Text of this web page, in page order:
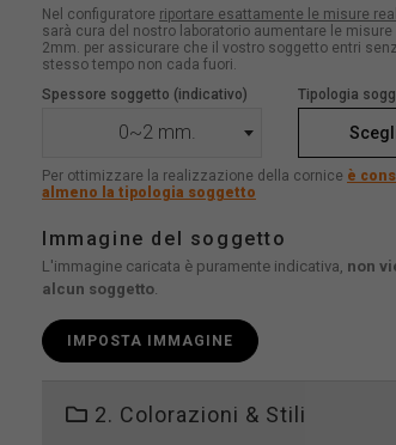
Nel configuratore riportare esattamente le misure
sarà cura del nostro laboratorio aumentare le misure
2mm. per assicurare che il vostro soggetto entri
stesso tempo non cada fuori.
Spessore soggetto (indicativo)
0~2 mm.
Tipologia
Per ottimizzare la realizzazione della cornice è
almeno la tipologia soggetto
Immagine del soggetto
L'immagine caricata è puramente indicativa, non
alcun soggetto.
IMPOSTA IMMAGINE
2. Colorazioni & Stili